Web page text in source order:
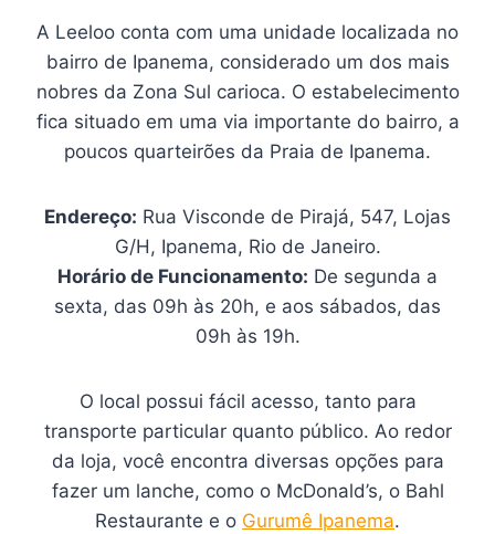
A Leeloo conta com uma unidade localizada no
bairro de Ipanema, considerado um dos mais
nobres da Zona Sul carioca. O estabelecimento
fica situado em uma via importante do bairro, a
poucos quarteirões da Praia de Ipanema.
Endereço: Rua Visconde de Pirajá, 547, Lojas
G/H, Ipanema, Rio de Janeiro.
Horário de Funcionamento: De segunda a
sexta, das 09h às 20h, e aos sábados, das
09h às 19h.
O local possui fácil acesso, tanto para
transporte particular quanto público. Ao redor
da loja, você encontra diversas opções para
fazer um lanche, como o McDonald’s, o Bahl
Restaurante e o Gurumê Ipanema.